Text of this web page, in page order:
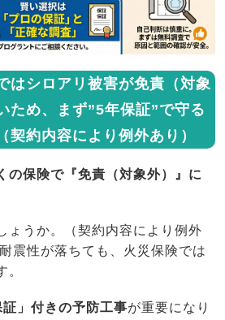
はシロアリ被害が免責（対象
ため、まず”5年保証”で守る
契約内容により例外あり）
の保険で『免責（対象外）』に
ょうか。（契約内容により例外
震性が落ちても、火災保険では
。
証」付きの予防工事が重要になり